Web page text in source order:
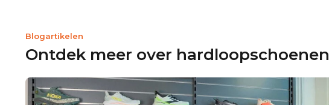
Blogartikelen
Ontdek meer over hardloopschoenen